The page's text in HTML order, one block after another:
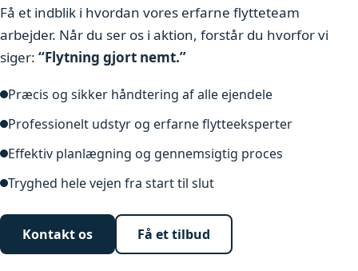
Få et indblik i hvordan vores erfarne flytteteam
arbejder. Når du ser os i aktion, forstår du hvorfor vi
siger: “Flytning gjort nemt.”
Præcis og sikker håndtering af alle ejendele
Professionelt udstyr og erfarne flytteeksperter
Effektiv planlægning og gennemsigtig proces
Tryghed hele vejen fra start til slut
Kontakt os Få et tilbud